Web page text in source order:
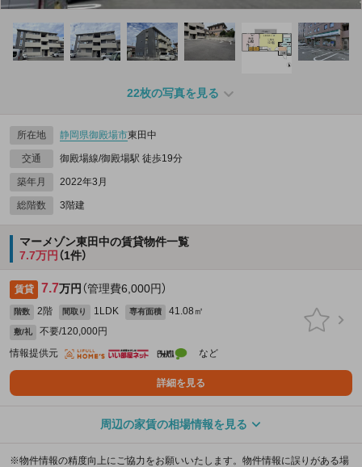
22枚の写真を見る
所在地 静岡県御殿場市東田中
交通 御殿場線/御殿場駅 徒歩19分
築年月 2022年3月
総階数 3階建
マーメゾン東田中の賃貸物件一覧
7.7万円 （1件）
賃貸 7.7万円 （管理費6,000円）
階数 2階 間取り 1LDK 専有面積 41.08㎡
敷/礼
不要/120,000円
情報提供元
など
詳細を見る
周辺の家賃の相場情報を見る
※物件情報の精度向上にご協力をお願いいたします。物件情報に誤りがある場